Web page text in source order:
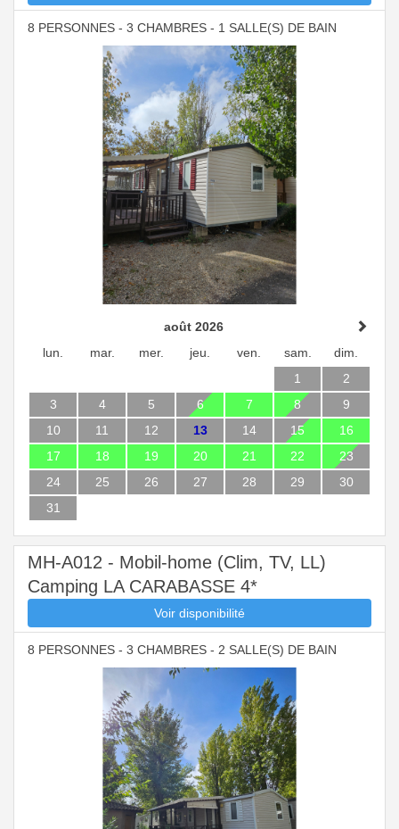
8 PERSONNES - 3 CHAMBRES - 1 SALLE(S) DE BAIN
août 2026
lun.
mar. mer. jeu. ven. sam.
dim.
1
2
3
4 5 6 7 8
9
10
11 12 13 14 15
16
17
18 19 20 21 22
23
24
25 26 27 28 29
30
31
MH-A012 - Mobil-home (Clim, TV, LL)
Camping LA CARABASSE 4*
Voir disponibilité
8 PERSONNES - 3 CHAMBRES - 2 SALLE(S) DE BAIN